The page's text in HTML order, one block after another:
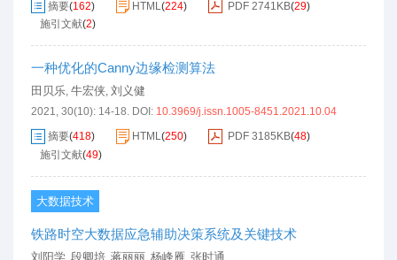
摘要(162) HTML (224) PDF 2741KB(29)
施引文献(2)
一种优化的Canny边缘检测算法
田贝乐, 牛宏侠, 刘义健
2021, 30(10): 14-18. DOI: 10.3969/j.issn.1005-8451.2021.10.04
摘要(418) HTML(250) PDF 3185KB(48)
施引文献(49)
大数据技术
铁路时空大数据应急辅助决策系统及关键技术
刘阳学 段卿培 蒋丽丽 杨峰雁 张时通